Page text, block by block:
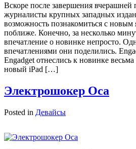
Вскоре после завершения вчерашней
журналисты крупных западных
возможность познакомиться с
поближе. Конечно, за несколько
впечатление о новинке непросто.
впечатлениями они поделились.
Engadget отнеслись к новинке
новый iPad […]
Электрошокер Оса
Posted in Девайсы